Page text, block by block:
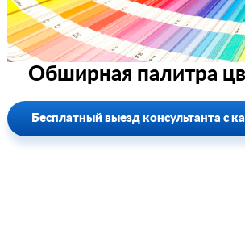
Обширная палитра
Бесплатный выезд консультанта с